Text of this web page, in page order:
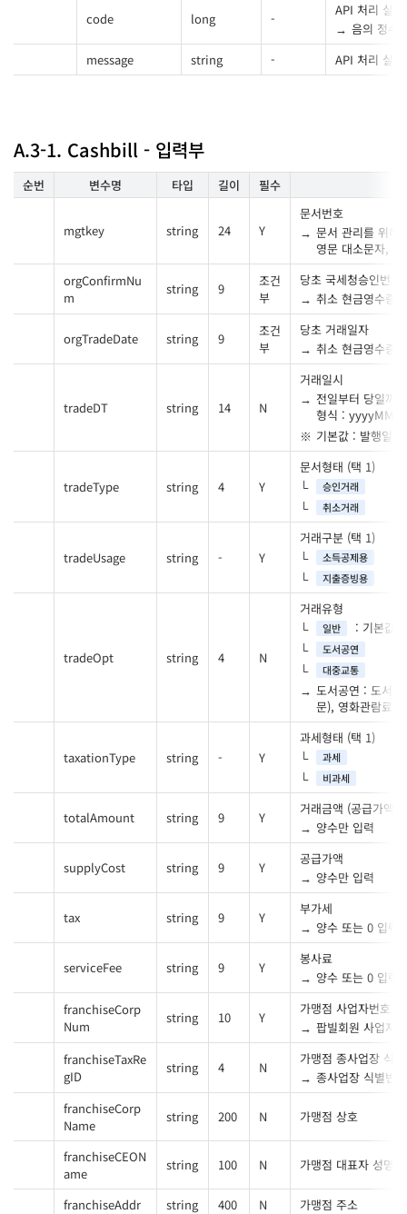
code long -
API 처리 실
음의 정수
message
string - API 처리 실
A.3-1. Cashbill - 입력부
순번 변수명 타입 길이 필수
mgtkey string 24 Y
문서번호
문서 관리를 위해
영문 대소문자,
orgConfirmNu
m
string 9
조건
부
당초 국세청승인번호
취소 현금영수증
orgTradeDate string 9
조건
부
당초 거래일자
취소 현금영수증
tradeDT string 14 N
거래일시
전일부터 당일까
형식 :
기본값 : 발행일시
tradeType string 4 Y
문서형태 (택 1)
승인거래
취소거래
tradeUsage string - Y
거래구분 (택 1)
소득공제용
지출증빙용
tradeOpt string 4 N
거래유형
일반 : 기본값
도서공연
대중교통
도서공연 : 도서,
문), 영화관람료
taxationType string - Y
과세형태 (택 1)
과세
비과세
totalAmount string 9 Y
거래금액 (공급가액+
양수만 입력
supplyCost string 9 Y
공급가액
양수만 입력
tax string 9 Y
부가세
양수 또는 0 입력
serviceFee string 9 Y
봉사료
양수 또는 0 입력
franchiseCorp
Num
string 10 Y
가맹점 사업자번호
팝빌회원 사업자
franchiseTaxRe
gID
string 4 N
가맹점 종사업장 식
종사업장 식별번
franchiseCorp
Name
string 200 N 가맹점 상호
franchiseCEON
ame
string 100 N 가맹점 대표자 성명
franchiseAddr string 400 N
가맹점 주소